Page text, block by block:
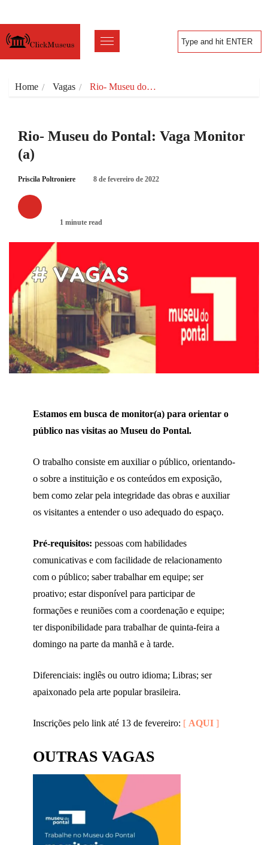
Home Vagas Rio- Museu do…
Rio- Museu do Pontal: Vaga Monitor
(a)
Priscila Poltroniere 8 de fevereiro de 2022
1 minute read
Estamos em busca de monitor(a) para orientar o
público nas visitas ao Museu do Pontal.
O trabalho consiste em auxiliar o público, orientando-
o sobre a instituição e os conteúdos em exposição,
bem como zelar pela integridade das obras e auxiliar
os visitantes a entender o uso adequado do espaço.
Pré-requisitos: pessoas com habilidades
comunicativas e com facilidade de relacionamento
com o público; saber trabalhar em equipe; ser
proativo; estar disponível para participar de
formações e reuniões com a coordenação e equipe;
ter disponibilidade para trabalhar de quinta-feira a
domingo na parte da manhã e à tarde.
Diferenciais: inglês ou outro idioma; Libras; ser
apaixonado pela arte popular brasileira.
Inscrições pelo link até 13 de fevereiro: [ AQUI ]
OUTRAS VAGAS